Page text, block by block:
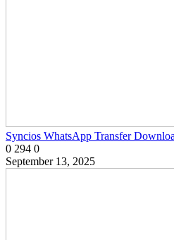
Syncios WhatsApp Transfer
0 294 0
September 13, 2025